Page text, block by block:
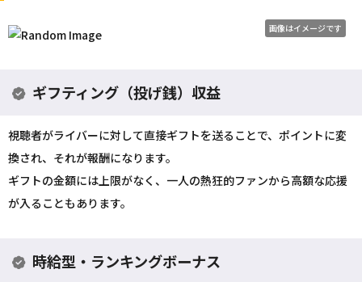
画像はイメージです
ギフティング（投げ銭）収益
視聴者がライバーに対して直接ギフトを送ることで、ポイントに変
換され、それが報酬になります。
ギフトの金額には上限がなく、一人の熱狂的ファンから高額な応援
が入ることもあります。
時給型・ランキングボーナス